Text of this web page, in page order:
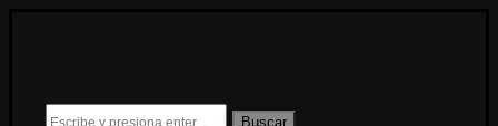
Buscar